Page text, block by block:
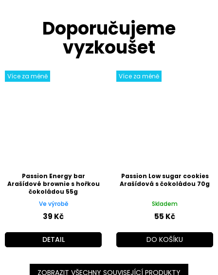
Více za méně
Passion Energy bar
Arašídové brownie s hořkou
čokoládou 55g
Ve výrobě
39 Kč
DETAIL
Více za méně
Passion Low sugar cookies
Arašídová s čokoládou 70g
Skladem
55 Kč
DO KOŠÍKU
ZOBRAZIT VŠECHNY SOUVISEJÍCÍ PRODUKTY